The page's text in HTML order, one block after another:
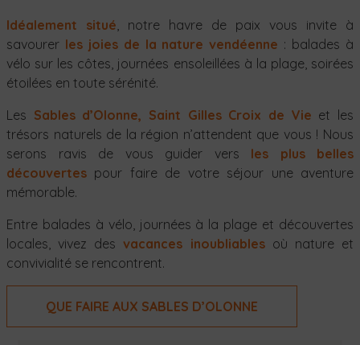
Idéalement situé , notre havre de paix vous invite à
savourer les joies de la nature vendéenne : balades à
vélo sur les côtes, journées ensoleillées à la plage, soirées
étoilées en toute sérénité.
Les Sables d’Olonne, Saint Gilles Croix de Vie et les
trésors naturels de la région n’attendent que vous ! Nous
serons ravis de vous guider vers les plus belles
découvertes pour faire de votre séjour une aventure
mémorable.
Entre balades à vélo, journées à la plage et découvertes
locales, vivez desvacances inoubliablesoù nature et
convivialité se rencontrent.
QUE FAIRE AUX SABLES D’OLONNE